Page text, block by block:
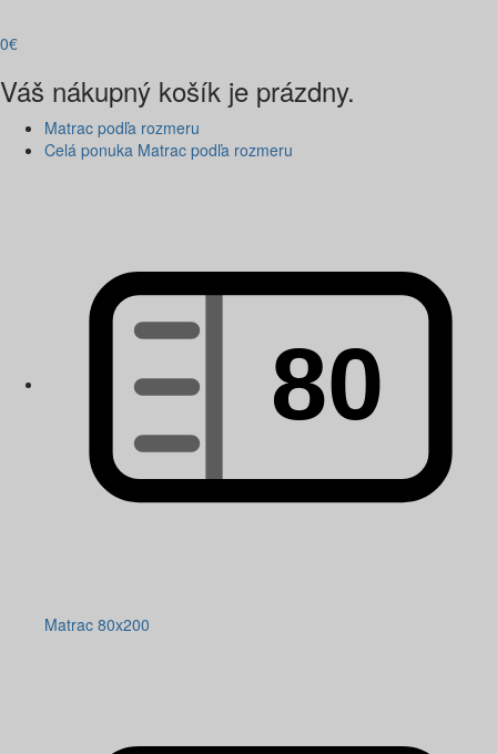
0€
Váš nákupný košík je prázdny.
Matrac podľa rozmeru
Celá ponuka Matrac podľa rozmeru
Matrac 80x200